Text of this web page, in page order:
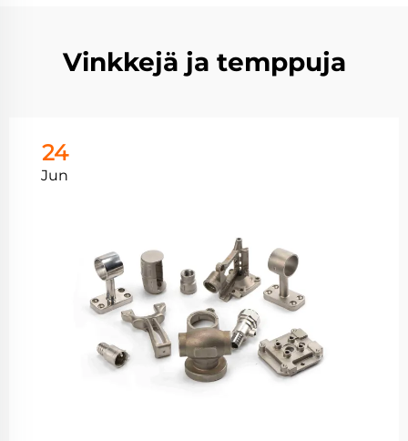
Vinkkejä ja temppuja
24
Jun